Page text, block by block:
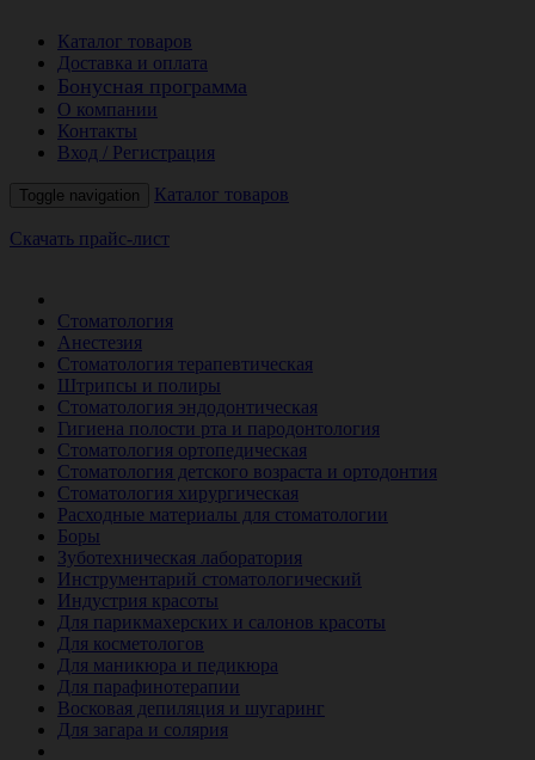
Каталог товаров
Доставка и оплата
Бонусная программа
О компании
Контакты
Вход / Регистрация
Toggle navigation Каталог товаров
Скачать прайс-лист
Стоматология
Анестезия
Стоматология терапевтическая
Штрипсы и полиры
Стоматология эндодонтическая
Гигиена полости рта и пародонтология
Стоматология ортопедическая
Стоматология детского возраста и ортодонтия
Стоматология хирургическая
Расходные материалы для стоматологии
Боры
Зуботехническая лаборатория
Инструментарий стоматологический
Индустрия красоты
Для парикмахерских и салонов красоты
Для косметологов
Для маникюра и педикюра
Для парафинотерапии
Восковая депиляция и шугаринг
Для загара и солярия